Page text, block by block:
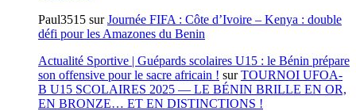
Paul3515 surJournée FIFA : Côte d’Ivoire – Kenya : double
défi pour les Amazones du Benin
Actualité Sportive | Guépards scolaires U15 : le Bénin prépare
son offensive pour le sacre africain ! surTOURNOI UFOA-
B U15 SCOLAIRES 2025 — LE BÉNIN BRILLE EN OR,
EN BRONZE… ET EN DISTINCTIONS !